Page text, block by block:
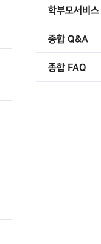
학부모서비스
종합 Q&A
종합 FAQ